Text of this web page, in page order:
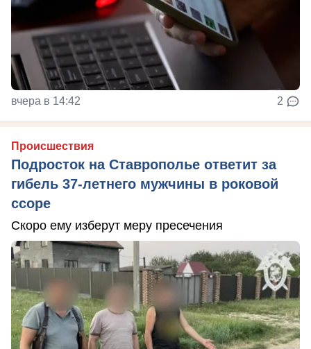
вчера в 14:42 2
Происшествия
Подросток на Ставрополье ответит за
гибель 37-летнего мужчины в роковой
ссоре
Скоро ему изберут меру пресечения